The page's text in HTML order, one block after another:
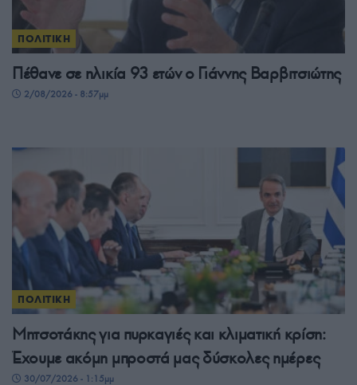
ΠΟΛΙΤΙΚΗ
Πέθανε σε ηλικία 93 ετών ο Γιάννης Βαρβιτσιώτης
2/08/2026 - 8:57μμ
ΠΟΛΙΤΙΚΗ
Μητσοτάκης για πυρκαγιές και κλιματική κρίση:
Έχουμε ακόμη μπροστά μας δύσκολες ημέρες
30/07/2026 - 1:15μμ